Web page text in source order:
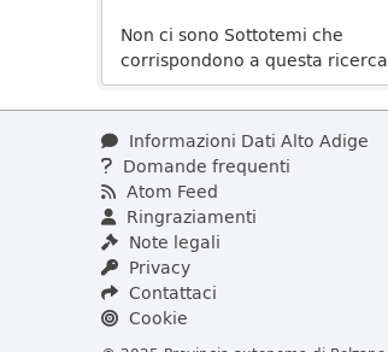
Non ci sono Sottotemi che
corrispondono a questa ricerca
Informazioni Dati Alto Adige
Domande frequenti
Atom Feed
Ringraziamenti
Note legali
Privacy
Contattaci
Cookie